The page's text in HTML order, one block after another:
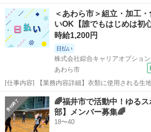
生西小学校 時間 20:00〜22:00 料金 500円/回 基礎打ち&試合のルール
わかる人募集です。 （レベルは高くないですが全
の方...
福井 越前市 武生駅 バドミントン
＜あわら市＞組立・加工
いOK【誰でもはじめは初
時給1,200円
日払い
株式会社綜合キャリアオプション
あわら市
[仕事内容] 【業務内容詳細】衣類に使用される生
社です。 主な業務は、 製造機械へ約1kgの糸ボビ
状況を確認しながら、 糸が少なくなった際に補
た、 製品品質を維持す...
福井 あわら市 工場
🌈福井市で活動中！ゆる
部】メンバー募集🌈
18〜40